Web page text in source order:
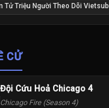
Tử Triệu Người Theo Dõi Vietsub
CỬ
Đội Cứu Hoả Chicago 4
Chicago Fire (Season 4)